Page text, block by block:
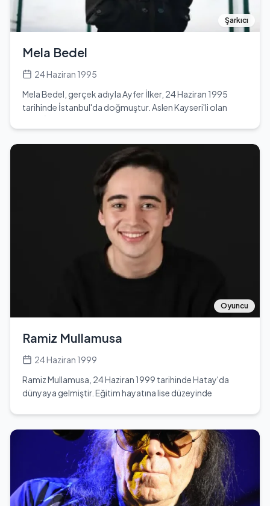
hayatı, azmi ve çalışkanlığı ile birçok genç sporcuya ilham
kaynağı olmuştur.
Şarkıcı
Mela Bedel
24 Haziran 1995
Mela Bedel, gerçek adıyla Ayfer İlker, 24 Haziran 1995
tarihinde İstanbul'da doğmuştur. Aslen Kayseri'li olan
sanatçı, 4 yaşında ailesinin ona aldığı org ile müzikle
tanışmıştır. Okul yıllarında drama eğitimi almış ve çeşitli
tiyatro oyunlarında yer almıştır. 10 yaşında ailesinin iş
nedeniyle başka bir şehre taşınmasıyla birlikte, gençlik
yıllarında hikaye yazmaya başlamış ve bu hikayeleri
şarkılara dönüştürmüştür. Müzik kariyerine 2019 yılında
'Nasip' adlı şarkısıyla adım atan Mela Bedel, bu şarkıyla
birçok müzik eleştirmeninden olumlu geri dönüşler
almıştır. Aynı yıl, 'Çukur' adlı dizi için yazıp bestelediği şarkı
da büyük ilgi görmüştür. 2020 yılında Sony Music ile
anlaşma imzalayan sanatçı, 'Alayına İsyan' adlı şarkısını
isimli şarkısıyla büyük beğeni toplamıştır. Müzik tarzı R&B,
pop ve hip hop olarak tanımlansa da, yaptığı müziğin belirli
bir zümreye ait olmadığını, hisler üzerine yoğunlaştığını
ifade etmiştir. Mela Bedel, 2024 yılında Pantene Altın
Kelebek Ödül Töreni'nde 'En İyi Şarkı' ödülünü kazanmıştır.
Oyuncu
Ramiz Mullamusa
24 Haziran 1999
Ramiz Mullamusa, 24 Haziran 1999 tarihinde Hatay'da
dünyaya gelmiştir. Eğitim hayatına lise düzeyinde
25 yaşındadır ve Yengeç burcudur. Beşiktaş futbol
takımının tutkulu bir taraftarı olarak bilinir. Oyunculuk
kariyerinde, özellikle 'Yabani' adlı dizideki rolü ile dikkat
çekmiştir. Bu dizi, 12 Eylül 2023 tarihinde yayınlanmaya
başlamış ve izleyicilerle buluşmuştur. Ramiz, genç yaşına
rağmen kariyerinde önemli adımlar atmış ve izleyicilerin